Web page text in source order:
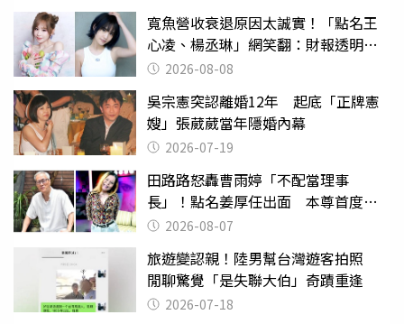
寬魚營收衰退原因太誠實！「點名王
心凌、楊丞琳」網笑翻：財報透明度
滿分2026-08-08
吳宗憲突認離婚12年 起底「正牌憲
嫂」張葳葳當年隱婚內幕
2026-07-19
田路路怒轟曹雨婷「不配當理事
長」！點名姜厚任出面 本尊首度回
應了2026-08-07
旅遊變認親！陸男幫台灣遊客拍照
閒聊驚覺「是失聯大伯」奇蹟重逢
2026-07-18